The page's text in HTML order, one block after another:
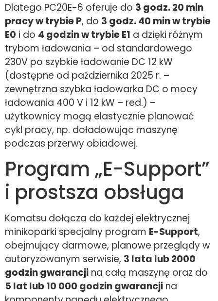
Dlatego PC20E-6 oferuje do 3 godz. 20 min
pracy w trybie P, do 3 godz. 40 min w trybie
E0 i do 4 godzin w trybie E1 a dzięki różnym
trybom ładowania – od standardowego
230V po szybkie ładowanie DC 12 kW
(dostępne od października 2025 r. –
zewnętrzna szybka ładowarka DC o mocy
ładowania 400 V i 12 kW – red.) –
użytkownicy mogą elastycznie planować
cykl pracy, np. doładowując maszynę
podczas przerwy obiadowej.
Program „E-Support”
i prostsza obsługa
Komatsu dołącza do każdej elektrycznej
minikoparki specjalny program E-Support,
obejmujący darmowe, planowe przeglądy w
autoryzowanym serwisie, 3 lata lub 2000
godzin gwarancji na całą maszynę oraz do
5 lat lub 10 000 godzin gwarancji na